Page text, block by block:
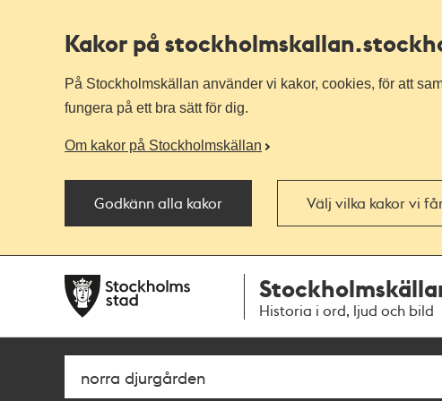
Kakor på stockholmskallan
På Stockholmskällan använder vi kakor, cookies, för att
fungera på ett bra sätt för dig.
Om kakor på Stockholmskällan
Godkänn alla kakor Välj vilka kakor vi
navigationen
huvudinnehållet
Historia i ord, ljud och bild
Sök